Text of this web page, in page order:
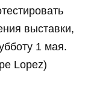
выставки,
1 мая.
Lopez)